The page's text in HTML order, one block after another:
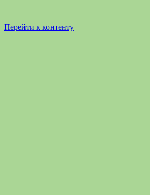
Перейти к контенту